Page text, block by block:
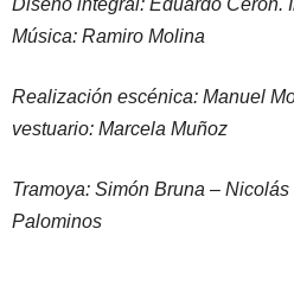
Diseño integral: Eduardo Cerón.
Música: Ramiro Molina
Realización escénica: Manuel
vestuario: Marcela Muñoz
Tramoya: Simón Bruna –
Palominos